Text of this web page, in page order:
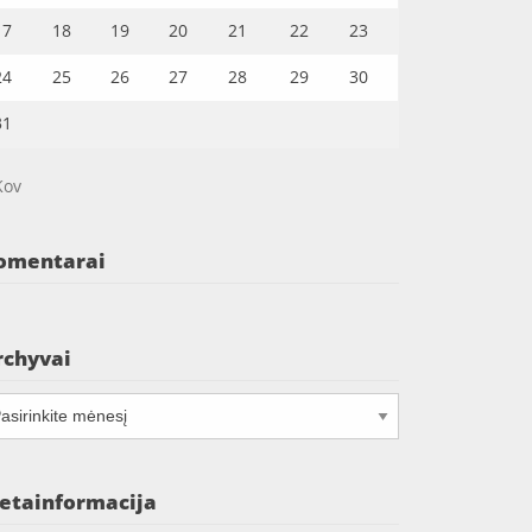
18 19 20 21 22 23
25 26 27 28 29 30